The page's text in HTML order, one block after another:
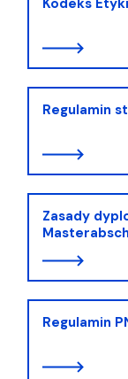
Regulamin
Zasady
Regulamin